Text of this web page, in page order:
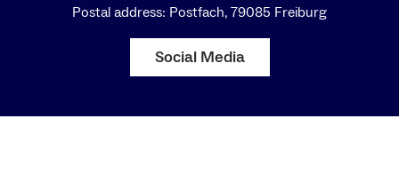
Postal address: Postfach, 79085 Freiburg
Social Media